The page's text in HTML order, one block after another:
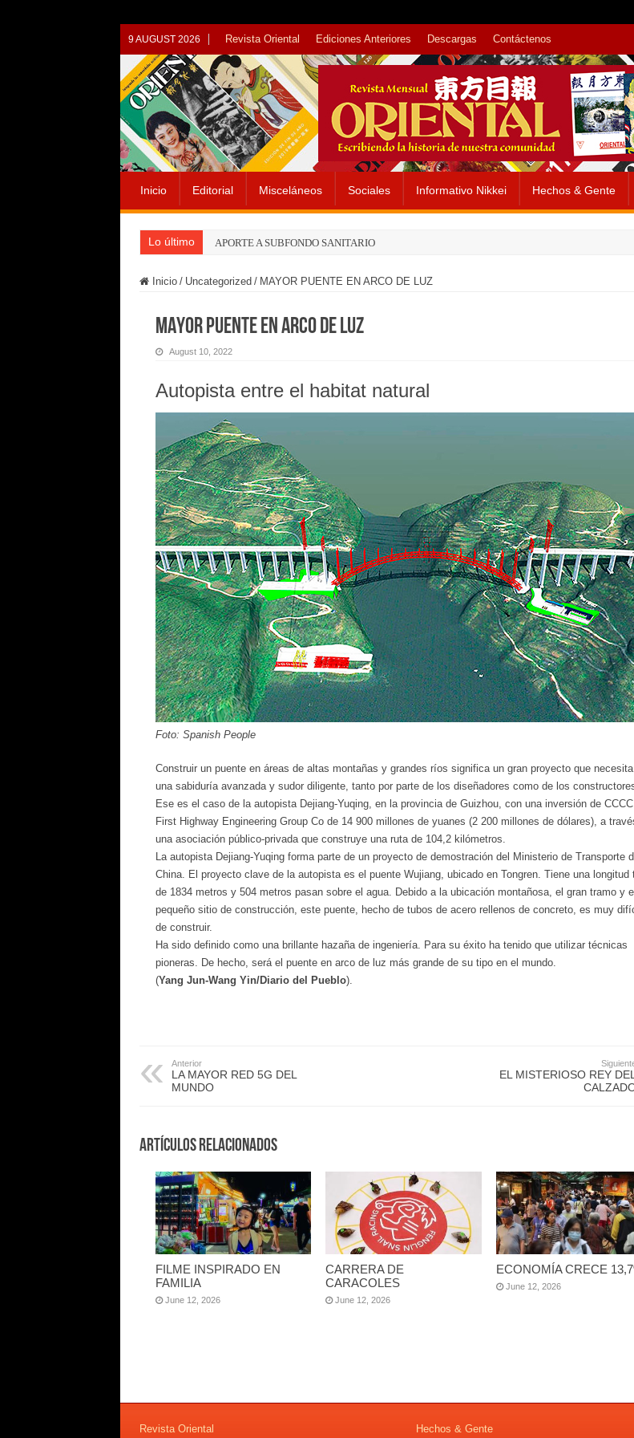
9 AUGUST 2026 Revista Oriental Ediciones Anteriores Descargas Contáctenos
Inicio Editorial Misceláneos Sociales Informativo Nikkei Hechos & Gente
Lo último APORTE A SUBFONDO SANITARIO
Inicio / Uncategorized / MAYOR PUENTE EN ARCO DE LUZ
MAYOR PUENTE EN ARCO DE LUZ
August 10, 2022
Autopista entre el habitat natural
Foto: Spanish People
Construir un puente en áreas de altas montañas y grandes ríos significa un gran proyecto que
una sabiduría avanzada y sudor diligente, tanto por parte de los diseñadores como de los
Ese es el caso de la autopista Dejiang-Yuqing, en la provincia de Guizhou, con una inversión de CCCC
First Highway Engineering Group Co de 14 900 millones de yuanes (2 200 millones de dólares), a
una asociación público-privada que construye una ruta de 104,2 kilómetros.
La autopista Dejiang-Yuqing forma parte de un proyecto de demostración del Ministerio de Transporte
China. El proyecto clave de la autopista es el puente Wujiang, ubicado en Tongren. Tiene una longitud
de 1834 metros y 504 metros pasan sobre el agua. Debido a la ubicación montañosa, el gran tramo y el
pequeño sitio de construcción, este puente, hecho de tubos de acero rellenos de concreto, es muy
de construir.
Ha sido definido como una brillante hazaña de ingeniería. Para su éxito ha tenido que utilizar técnicas
pioneras. De hecho, será el puente en arco de luz más grande de su tipo en el mundo.
(Yang Jun-Wang Yin/Diario del Pueblo).
Anterior
LA MAYOR RED 5G DEL
MUNDO
EL MISTERIOSO REY DEL
Artículos Relacionados
FILME INSPIRADO EN
FAMILIA
June 12, 2026
CARRERA DE
CARACOLES
June 12, 2026
ECONOMÍA CRECE
June 12, 2026
Revista Oriental Hechos & Gente